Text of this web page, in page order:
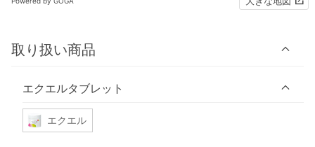
取り扱い商品
エクエルタブレット
エクエル